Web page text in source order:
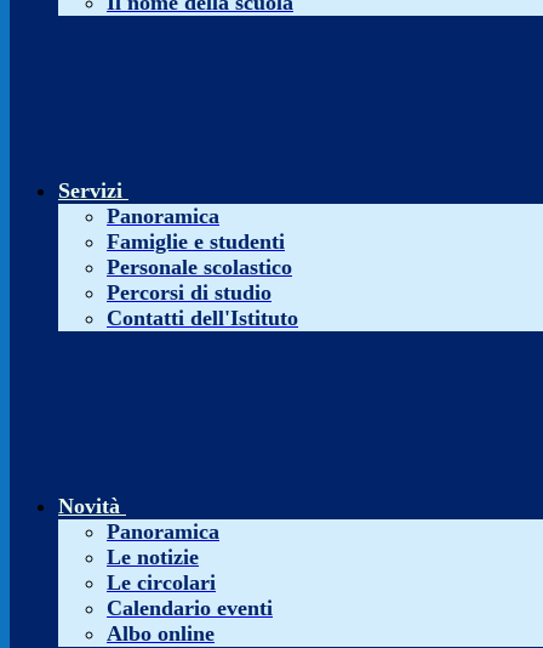
Servizi
Panoramica
Famiglie e studenti
Personale scolastico
Percorsi di studio
Contatti dell'Istituto
Novità
Panoramica
Le notizie
Le circolari
Calendario eventi
Albo online